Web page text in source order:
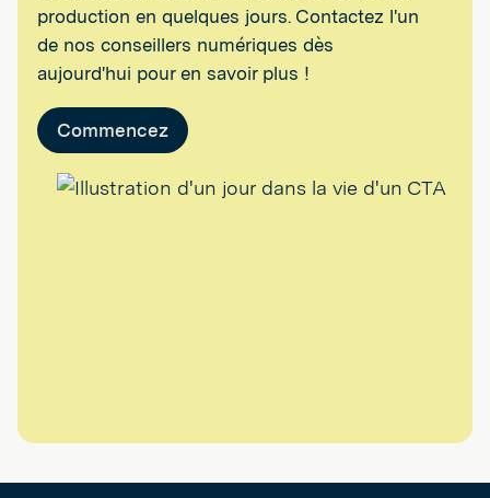
production en quelques jours. Contactez l'un
de nos conseillers numériques dès
aujourd'hui pour en savoir plus !
Commencez